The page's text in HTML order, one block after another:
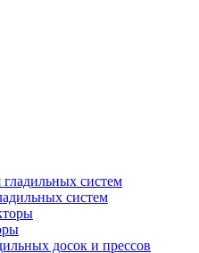
систем